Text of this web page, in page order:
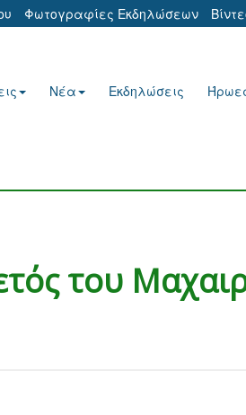
Φωτογραφίες Εκδηλώσεων
Νέα Εκδηλώσεις
του